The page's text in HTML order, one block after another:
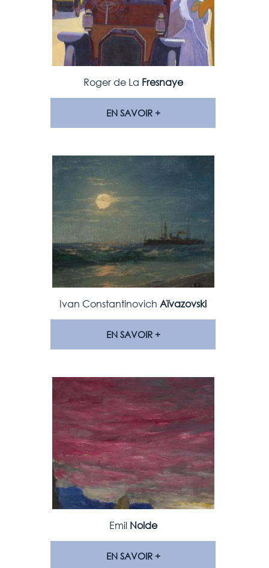
Roger de La Fresnaye
EN SAVOIR +
Ivan Constantinovich Aïvazovski
EN SAVOIR +
Emil Nolde
EN SAVOIR +